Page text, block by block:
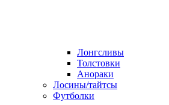
Лонгсливы
Толстовки
Анораки
Лосины/тайтсы
Футболки